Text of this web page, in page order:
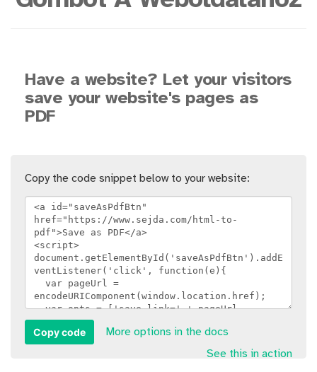
Have a website? Let your visitors
save your website's pages as
PDF
Copy the code snippet below to your website:
Copy code
More options in the docs
See this in action